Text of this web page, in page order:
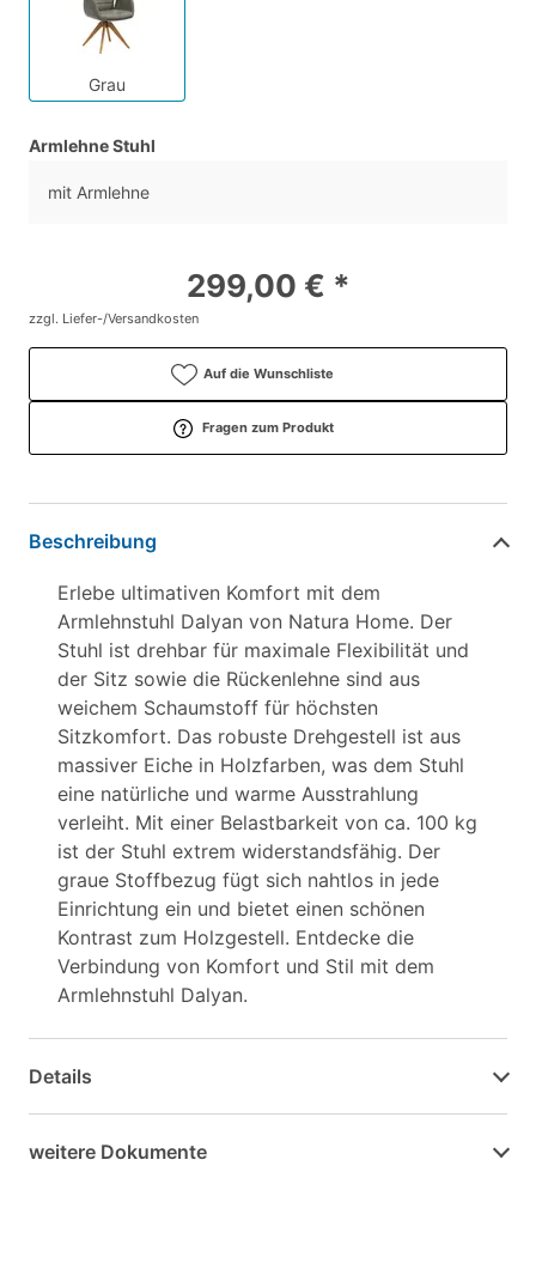
Grau
Armlehne Stuhl
mit Armlehne
299,00 € *
zzgl. Liefer-/Versandkosten
Auf die Wunschliste
Fragen zum Produkt
Beschreibung
Erlebe ultimativen Komfort mit dem
Armlehnstuhl Dalyan von Natura Home. Der
Stuhl ist drehbar für maximale Flexibilität und
der Sitz sowie die Rückenlehne sind aus
weichem Schaumstoff für höchsten
Sitzkomfort. Das robuste Drehgestell ist aus
massiver Eiche in Holzfarben, was dem Stuhl
eine natürliche und warme Ausstrahlung
verleiht. Mit einer Belastbarkeit von ca. 100 kg
ist der Stuhl extrem widerstandsfähig. Der
graue Stoffbezug fügt sich nahtlos in jede
Einrichtung ein und bietet einen schönen
Kontrast zum Holzgestell. Entdecke die
Verbindung von Komfort und Stil mit dem
Armlehnstuhl Dalyan.
Details
weitere Dokumente